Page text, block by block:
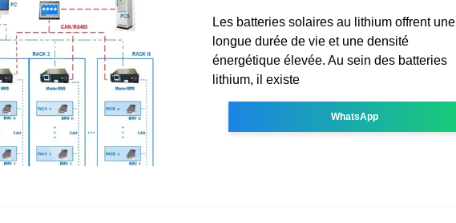
Les batteries solaires au lithium offrent une
longue durée de vie et une densité
énergétique élevée. Au sein des batteries
lithium, il existe
WhatsApp